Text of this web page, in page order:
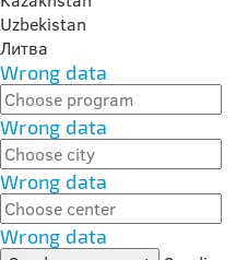
Uzbekistan
Литва
Wrong data
Wrong data
Wrong data
Wrong data